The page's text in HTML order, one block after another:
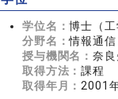
学位名：博士（工
分野名：情報通
授与機関名：奈
取得方法：課程
取得年月： 2001